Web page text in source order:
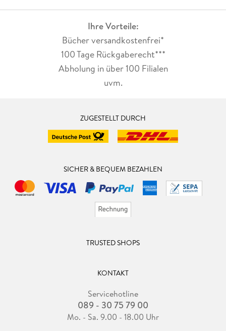
Ihre Vorteile:
Bücher versandkostenfrei*
100 Tage Rückgaberecht***
Abholung in über 100 Filialen
uvm.
ZUGESTELLT DURCH
SICHER & BEQUEM BEZAHLEN
TRUSTED SHOPS
KONTAKT
Servicehotline
089 - 30 75 79 00
Mo. - Sa. 9.00 - 18.00 Uhr